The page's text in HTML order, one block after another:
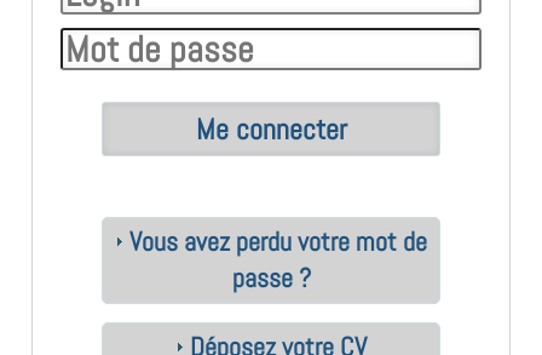
Vous avez perdu votre mot de
passe ?
Déposez votre CV